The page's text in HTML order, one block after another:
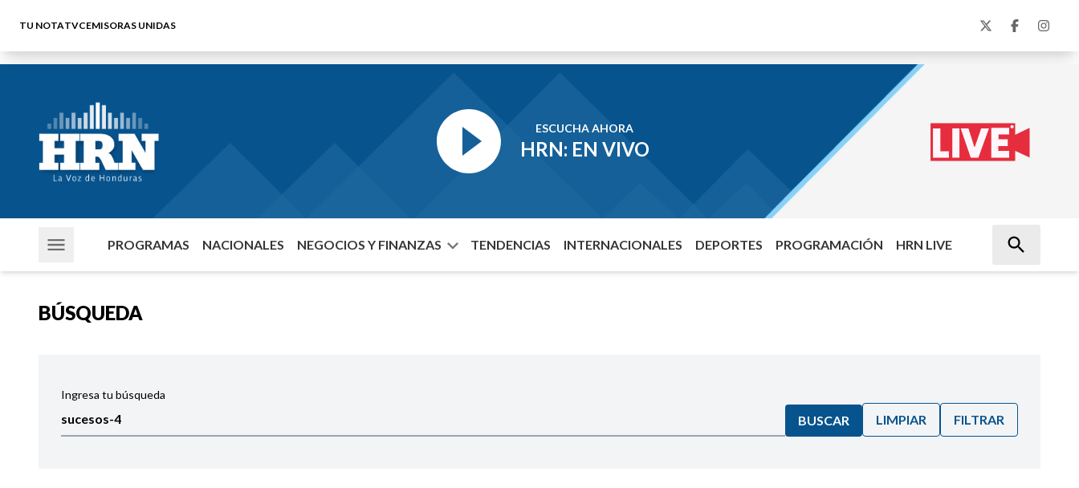
TU NOTATVCEMISORAS UNIDAS
ESCUCHA AHORA
HRN: EN VIVO
PROGRAMAS NACIONALES NEGOCIOS Y FINANZAS TENDENCIAS INTERNACIONALES DEPORTES PROGRAMACIÓN HRN LIVE
BÚSQUEDA
Ingresa tu búsqueda
BUSCAR LIMPIAR FILTRAR